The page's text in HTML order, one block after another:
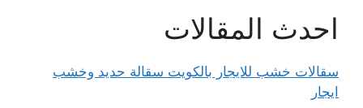
احدث المقالات
سقالات خشب للايجار بالكويت سقالة حديد وخشب
ايجار